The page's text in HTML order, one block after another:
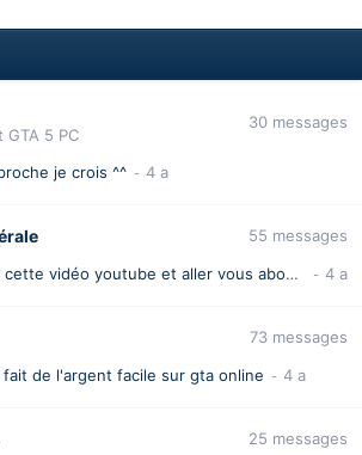
5 PC
30 messages
je crois ^^
55 messages
vite aller voir cette vidéo youtube et aller vous abonner
73 messages
fait de l'argent facile sur gta online
25 messages